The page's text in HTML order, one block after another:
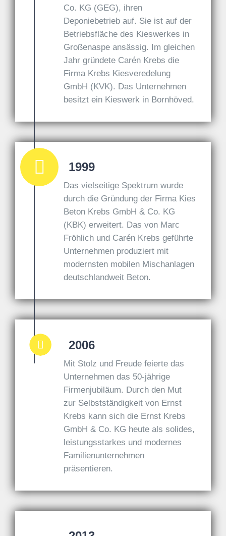
Co. KG (GEG), ihren
Deponiebetrieb auf. Sie ist auf der
Betriebsfläche des Kieswerkes in
Großenaspe ansässig. Im gleichen
Jahr gründete Carén Krebs die
Firma Krebs Kiesveredelung
GmbH (KVK). Das Unternehmen
besitzt ein Kieswerk in Bornhöved.
1999
Das vielseitige Spektrum wurde
durch die Gründung der Firma Kies
Beton Krebs GmbH & Co. KG
(KBK) erweitert. Das von Marc
Fröhlich und Carén Krebs geführte
Unternehmen produziert mit
modernsten mobilen Mischanlagen
deutschlandweit Beton.
2006
Mit Stolz und Freude feierte das
Unternehmen das 50-jährige
Firmenjubiläum. Durch den Mut
zur Selbstständigkeit von Ernst
Krebs kann sich die Ernst Krebs
GmbH & Co. KG heute als solides,
leistungsstarkes und modernes
Familienunternehmen
präsentieren.